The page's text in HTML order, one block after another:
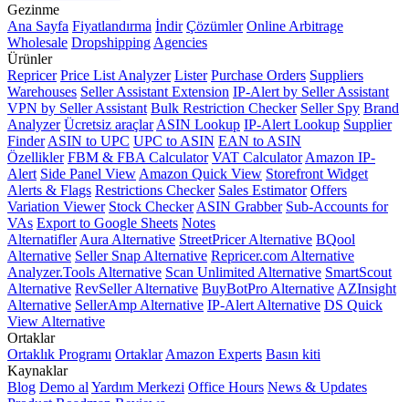
Gezinme
Ana Sayfa Fiyatlandırma İndir Çözümler Online Arbitrage
Wholesale Dropshipping Agencies
Ürünler
Repricer Price List Analyzer Lister Purchase Orders Suppliers
Warehouses Seller Assistant Extension IP-Alert by Seller Assistant
VPN by Seller Assistant Bulk Restriction Checker Seller Spy Brand
Analyzer Ücretsiz araçlar ASIN Lookup IP-Alert Lookup Supplier
Finder ASIN to UPC UPC to ASIN EAN to ASIN
Özellikler FBM & FBA Calculator VAT Calculator Amazon IP-
Alert Side Panel View Amazon Quick View Storefront Widget
Alerts & Flags Restrictions Checker Sales Estimator Offers
Variation Viewer Stock Checker ASIN Grabber Sub-Accounts for
VAs Export to Google Sheets Notes
Alternatifler Aura Alternative StreetPricer Alternative BQool
Alternative Seller Snap Alternative Repricer.com Alternative
Analyzer.Tools Alternative Scan Unlimited Alternative SmartScout
Alternative RevSeller Alternative BuyBotPro Alternative AZInsight
Alternative SellerAmp Alternative IP-Alert Alternative DS Quick
View Alternative
Ortaklar
Ortaklık Programı Ortaklar Amazon Experts Basın kiti
Kaynaklar
Blog Demo al Yardım Merkezi Office Hours News & Updates